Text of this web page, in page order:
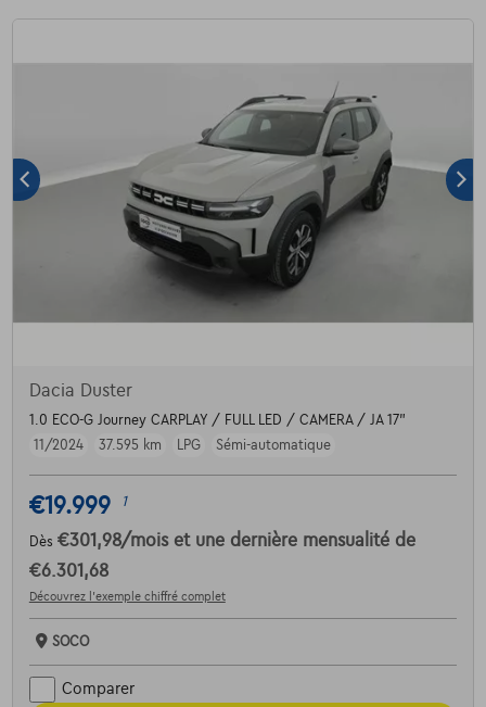
Dacia Duster
1.0 ECO-G Journey CARPLAY / FULL LED / CAMERA / JA 17"
11/2024
37.595 km LPG Sémi-automatique
€19.999 1
Dès €301,98/mois et une dernière mensualité de
€6.301,68
Découvrez l’exemple chiffré complet
SOCO
Comparer